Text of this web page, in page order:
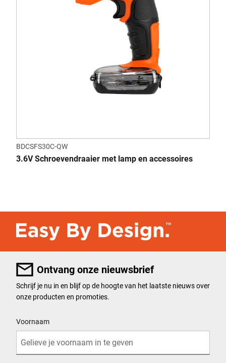
BDCSFS30C-QW
3.6V Schroevendraaier met lamp en accessoires
Ontvang onze nieuwsbrief
Schrijf je nu in en blijf op de hoogte van het laatste nieuws over
onze producten en promoties.
Voornaam